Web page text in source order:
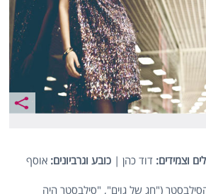
וצמידים: דוד כהן |כובע וגרביונים: אוסף
("חג של גוים", "סילבסטר היה